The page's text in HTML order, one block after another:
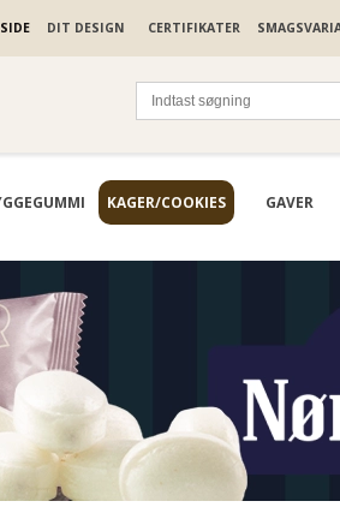
DIT DESIGN CERTIFIKATER
KAGER/COOKIES GAVER